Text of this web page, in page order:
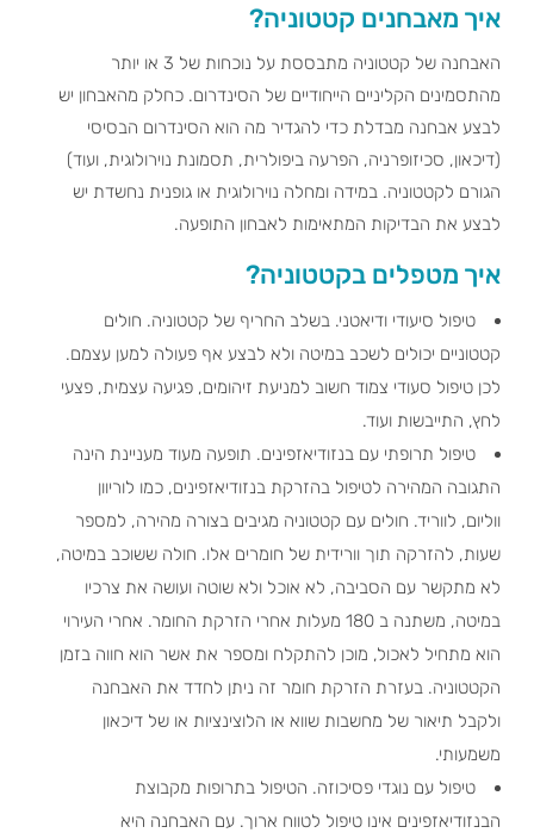
איך מאבחנים קטטוניה?
האבחנה של קטטוניה מתבססת על נוכחות של 3 או יותר
מהתסמינים הקליניים הייחודיים של הסינדרום. כחלק מהאבחון יש
לבצע אבחנה מבדלת כדי להגדיר מה הוא הסינדרום הבסיסי
(דיכאון, סכיזופרניה, הפרעה ביפולרית, תסמונת נוירולוגית, ועוד)
הגורם לקטטוניה. במידה ומחלה נוירולוגית או גופנית נחשדת יש
לבצע את הבדיקות המתאימות לאבחון התופעה.
איך מטפלים בקטטוניה?
טיפול סיעודי ודיאטני. בשלב החריף של קטטוניה. חולים
קטטוניים יכולים לשכב במיטה ולא לבצע אף פעולה למען עצמם.
לכן טיפול סעודי צמוד חשוב למניעת זיהומים, פגיעה עצמית, פצעי
לחץ, התייבשות ועוד.
טיפול תרופתי עם בנזודיאזפינים. תופעה מעוד מעניינת הינה
התגובה המהירה לטיפול בהזרקת בנזודיאזפינים, כמו לוריוון
ווליום, לווריד. חולים עם קטטוניה מגיבים בצורה מהירה, למספר
שעות, להזרקה תוך וורידית של חומרים אלו. חולה ששוכב במיטה,
לא מתקשר עם הסביבה, לא אוכל ולא שוטה ועושה את צרכיו
במיטה, משתנה ב 180 מעלות אחרי הזרקת החומר. אחרי העירוי
הוא מתחיל לאכול, מוכן להתקלח ומספר את אשר הוא חווה בזמן
הקטטוניה. בעזרת הזרקת חומר זה ניתן לחדד את האבחנה
ולקבל תיאור של מחשבות שווא או הלוצינציות או של דיכאון
משמעותי.
טיפול עם נוגדי פסיכוזה. הטיפול בתרופות מקבוצת
הבנזודיאזפינים אינו טיפול לטווח ארוך. עם האבחנה היא